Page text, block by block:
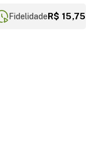
FidelidadeR$ 15,75